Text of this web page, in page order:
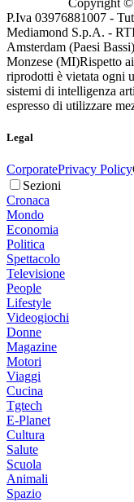
P.Iva 03976881007 -
Mediamond S.p.A. -
Amsterdam (Paesi
Monzese (MI)Rispetto
riprodotti è vietata ogni
sistemi di intelligenza
espresso di utilizzare
Legal
CorporatePrivacy Policy
Sezioni
Cronaca
Mondo
Economia
Politica
Spettacolo
Televisione
People
Lifestyle
Videogiochi
Donne
Magazine
Motori
Viaggi
Cucina
Tgtech
E-Planet
Cultura
Salute
Scuola
Animali
Spazio